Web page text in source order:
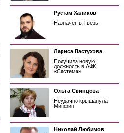
Рустам Халиков
Назначен в Тверь
Лариса Пастухова
Получила новую
должность в АФК
«Система»
Ольга Свинцова
Неудачно крышанула
Минфин
Николай Любимов